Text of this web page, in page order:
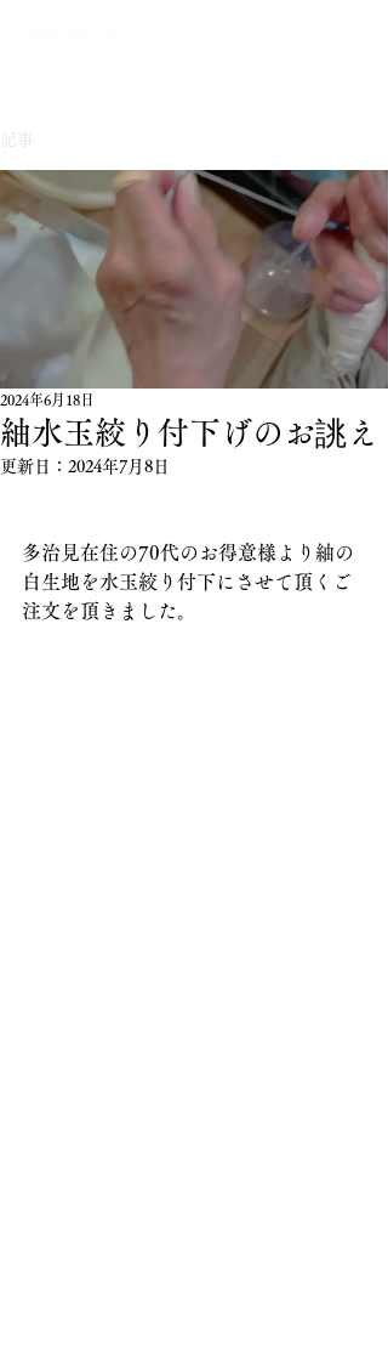
記事
紬水玉絞り付下げのお誂え
2024年6月18日
更新日： 2024年7月8日
多治見在住の70代のお得意様より紬の
白生地を水玉絞り付下にさせて頂くご
注文を頂きました。